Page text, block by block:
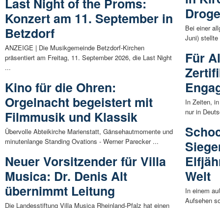
Last Night of the Proms:
Konzert am 11. September in
Betzdorf
ANZEIGE | Die Musikgemeinde Betzdorf-Kirchen
präsentiert am Freitag, 11. September 2026, die Last Night
...
Kino für die Ohren:
Orgelnacht begeistert mit
Filmmusik und Klassik
Übervolle Abteikirche Marienstatt, Gänsehautmomente und
minutenlange Standing Ovations - Werner Parecker ...
Neuer Vorsitzender für Villa
Musica: Dr. Denis Alt
übernimmt Leitung
Die Landesstiftung Villa Musica Rheinland-Pfalz hat einen
Bei einer
Juni)
Für
In Zeiten,
nur in
Welt
In einem
Aufsehen